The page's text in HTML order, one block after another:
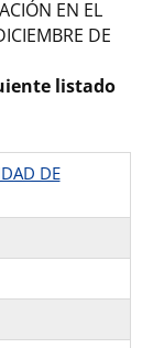
EN EL
DE
listado
DE